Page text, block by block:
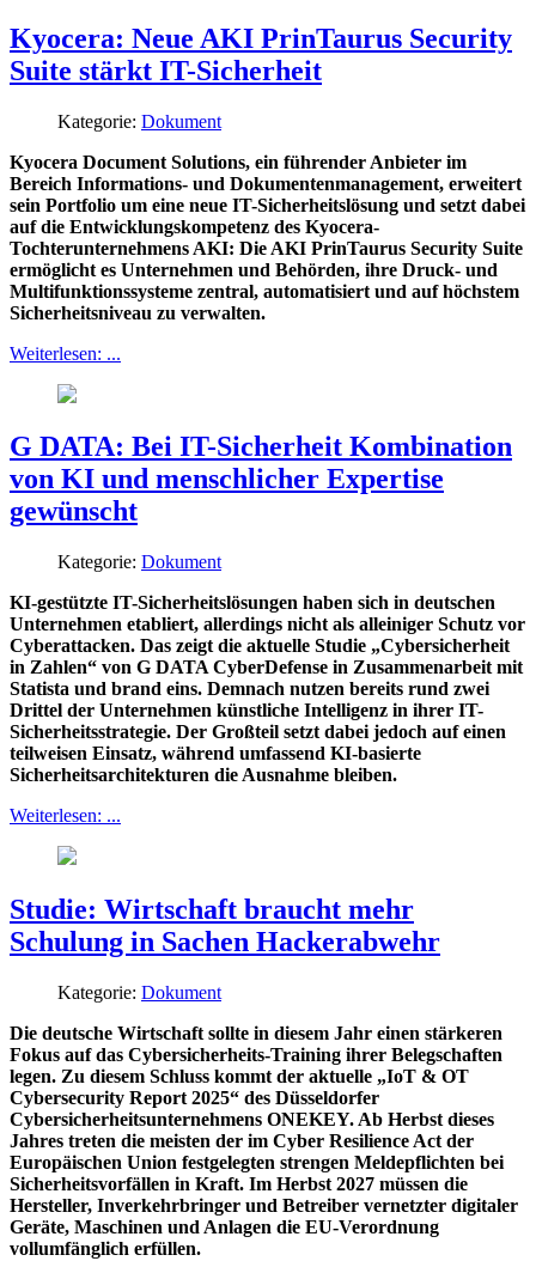
Kyocera: Neue AKI PrinTaurus Security
Suite stärkt IT-Sicherheit
Kategorie: Dokument
Kyocera Document Solutions, ein führender Anbieter im
Bereich Informations- und Dokumentenmanagement, erweitert
sein Portfolio um eine neue IT-Sicherheitslösung und setzt dabei
auf die Entwicklungskompetenz des Kyocera-
Tochterunternehmens AKI: Die AKI PrinTaurus Security Suite
ermöglicht es Unternehmen und Behörden, ihre Druck- und
Multifunktionssysteme zentral, automatisiert und auf höchstem
Sicherheitsniveau zu verwalten.
Weiterlesen: ...
G DATA: Bei IT-Sicherheit Kombination
von KI und menschlicher Expertise
gewünscht
Kategorie: Dokument
KI-gestützte IT-Sicherheitslösungen haben sich in deutschen
Unternehmen etabliert, allerdings nicht als alleiniger Schutz vor
Cyberattacken. Das zeigt die aktuelle Studie „Cybersicherheit
in Zahlen“ von G DATA CyberDefense in Zusammenarbeit mit
Statista und brand eins. Demnach nutzen bereits rund zwei
Drittel der Unternehmen künstliche Intelligenz in ihrer IT-
Sicherheitsstrategie. Der Großteil setzt dabei jedoch auf einen
teilweisen Einsatz, während umfassend KI-basierte
Sicherheitsarchitekturen die Ausnahme bleiben.
Weiterlesen: ...
Studie: Wirtschaft braucht mehr
Schulung in Sachen Hackerabwehr
Kategorie: Dokument
Die deutsche Wirtschaft sollte in diesem Jahr einen stärkeren
Fokus auf das Cybersicherheits-Training ihrer Belegschaften
legen. Zu diesem Schluss kommt der aktuelle „IoT & OT
Cybersecurity Report 2025“ des Düsseldorfer
Cybersicherheitsunternehmens ONEKEY. Ab Herbst dieses
Jahres treten die meisten der im Cyber Resilience Act der
Europäischen Union festgelegten strengen Meldepflichten bei
Sicherheitsvorfällen in Kraft. Im Herbst 2027 müssen die
Hersteller, Inverkehrbringer und Betreiber vernetzter digitaler
Geräte, Maschinen und Anlagen die EU-Verordnung
vollumfänglich erfüllen.